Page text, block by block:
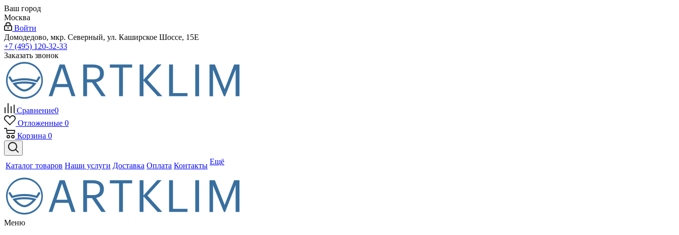
Ваш город
Москва
Войти
Домодедово, мкр. Северный, ул. Каширское Шоссе, 15Е
+7 (495) 120-32-33
Заказать звонок
Сравнение0
Отложенные 0
Корзина 0
Каталог товаров Наши услуги Доставка Оплата Контакты Ещё
Меню